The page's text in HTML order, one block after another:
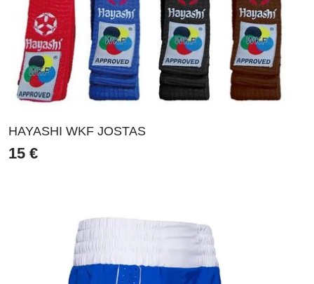
HAYASHI WKF JOSTAS
15 €